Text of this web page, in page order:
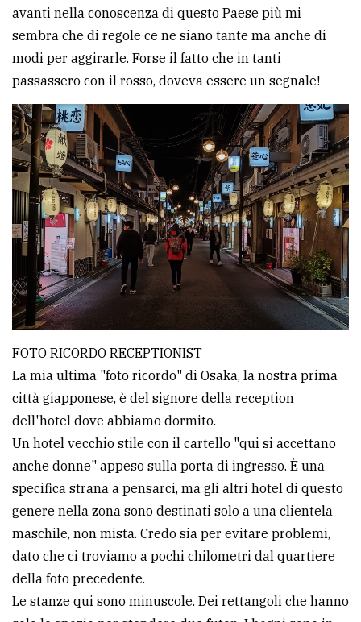
avanti nella conoscenza di questo Paese più mi
sembra che di regole ce ne siano tante ma anche di
modi per aggirarle. Forse il fatto che in tanti
passassero con il rosso, doveva essere un segnale!
FOTO RICORDO RECEPTIONIST
La mia ultima "foto ricordo" di Osaka, la nostra prima
città giapponese, è del signore della reception
dell'hotel dove abbiamo dormito.
Un hotel vecchio stile con il cartello "qui si accettano
anche donne" appeso sulla porta di ingresso. È una
specifica strana a pensarci, ma gli altri hotel di questo
genere nella zona sono destinati solo a una clientela
maschile, non mista. Credo sia per evitare problemi,
dato che ci troviamo a pochi chilometri dal quartiere
della foto precedente.
Le stanze qui sono minuscole. Dei rettangoli che hanno